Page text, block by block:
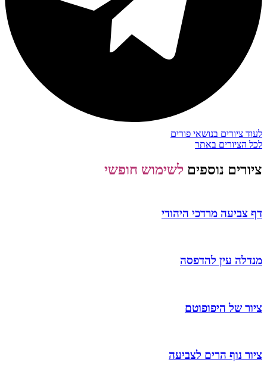
לעוד ציורים בנושאי פורים
לכל הציורים באתר
ציורים נוספים לשימוש חופשי
דף צביעה מרדכי היהודי
מנדלה עין להדפסה
ציור של היפופוטם
ציור נוף הרים לצביעה